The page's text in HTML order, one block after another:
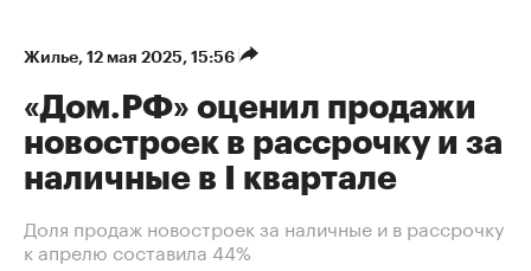
Жилье⁠, 12 мая 2025, 15:56
«Дом.РФ» оценил продажи
новостроек в рассрочку и за
наличные в I квартале
Доля продаж новостроек за наличные и в рассрочку
к апрелю составила 44%